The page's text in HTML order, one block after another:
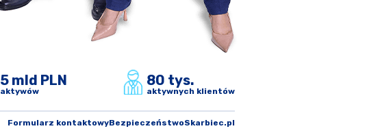
5 mld PLN
aktywów
80 tys.
aktywnych klientów
Formularz kontaktowyBezpieczeństwoSkarbiec.pl